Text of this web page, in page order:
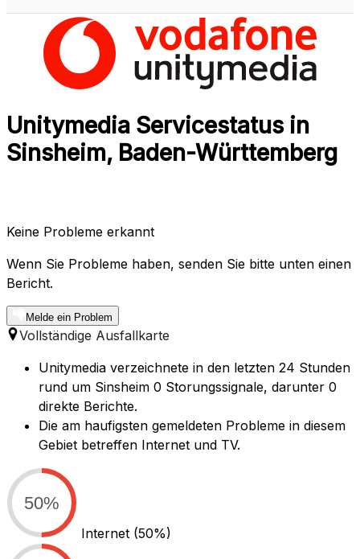
Unitymedia Servicestatus in
Sinsheim, Baden-Württemberg
Keine Probleme erkannt
Wenn Sie Probleme haben, senden Sie bitte unten einen
Bericht.
Melde ein Problem
Vollständige Ausfallkarte
Unitymedia verzeichnete in den letzten 24 Stunden
rund um Sinsheim 0 Storungssignale, darunter 0
direkte Berichte.
Die am haufigsten gemeldeten Probleme in diesem
Gebiet betreffen Internet und TV.
50%
Internet (50%)